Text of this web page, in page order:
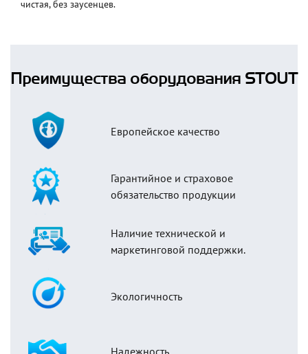
чистая, без заусенцев.
Преимущества оборудования STOUT
Европейское качество
Гарантийное и страховое
обязательство продукции
Наличие технической и
маркетинговой поддержки.
Экологичность